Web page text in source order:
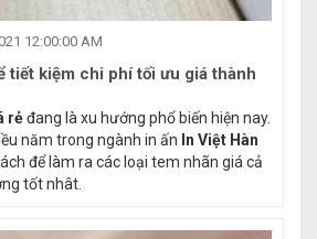
12:00:00 AM
tiết kiệm chi phí tối ưu giá thành
rẻđang là xu hướng phổ biến hiện nay.
năm trong ngành in ấn In Việt Hàn
để làm ra các loại tem nhãn giá cả
tốt nhât.